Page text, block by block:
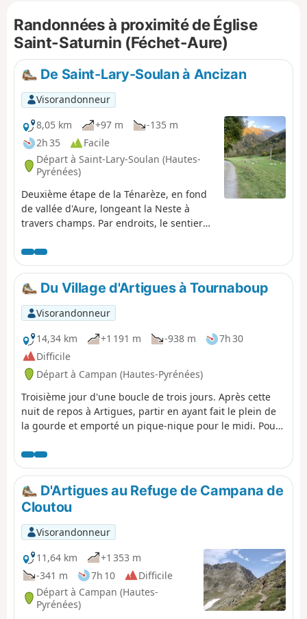
plat bordé de fougères, jusqu’à Fréchet-
Aure. Ce village en balcon, classé parmi les
"Plus Beaux Villages de France", offre un
panorama sur les Pyrénées et un patrimoine
pastoral préservé.
Randonnées à proximité de Église
Saint-Saturnin (Féchet-Aure)
De Saint-Lary-Soulan à Ancizan
Visorandonneur
8,05 km
+97 m
-135 m
2h 35
Facile
Départ à Saint-Lary-Soulan (Hautes-
Pyrénées)
Deuxième étape de la Ténarèze, en fond
de vallée d'Aure, longeant la Neste à
travers champs. Par endroits, le sentier
draille, notamment aux abords de la
passerelle de la Nourde. Parcours
paisible qui traverse plusieurs petits
villages ruraux posés sur une plaine
propice aux repos des troupeaux avant la
montée en estive.
Du Village d'Artigues à Tournaboup
Visorandonneur
14,34 km
+1 191 m -938 m
7h 30
Difficile
Départ à Campan (Hautes-Pyrénées)
Troisième jour d'une boucle de trois jours. Après cette
nuit de repos à Artigues, partir en ayant fait le plein de
la gourde et emporté un pique-nique pour le midi. Pour
sentier entre le Col du Tourmalet et le Pic du Midi de
Bigorre. Sentier très agréable, avec le Pic du Midi au-
dessus de nos têtes. Retour en descendant vers le
parking de Tournaboup.
D'Artigues au Refuge de Campana de
Cloutou
Visorandonneur
11,64 km
+1 353 m
-341 m
7h 10
Difficile
Départ à Campan (Hautes-
Pyrénées)